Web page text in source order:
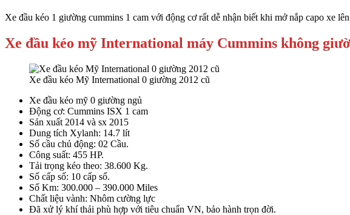
Xe đầu kéo 1 giường cummins 1 cam với động cơ rất dễ nhận biết khi mở nắp capo xe
Xe đầu kéo mỹ International máy Cummins không
Xe đầu kéo Mỹ International 0 giường 2012 cũ
Xe đầu kéo mỹ 0 giường ngủ
Động cơ: Cummins ISX 1 cam
Sản xuất 2014 và sx 2015
Dung tích Xylanh: 14.7 lít
Số cầu chủ động: 02 Cầu.
Công suất: 455 HP.
Tải trọng kéo theo: 38.600 Kg.
Số cấp số: 10 cấp số.
Số Km: 300.000 – 390.000 Miles
Chất liệu vành: Nhôm cường lực
Đã xử lý khí thải phù hợp với tiêu chuẩn VN, bảo hành trọn đời.